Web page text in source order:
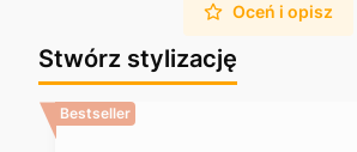
Oceń i opisz
Stwórz stylizację
Bestseller